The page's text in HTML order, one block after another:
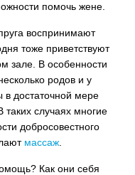
помочь жене.
воспринимают
тоже приветствуют
зале. В особенности
родов и у
в достаточной мере
случаях многие
добросовестного
массаж.
Как они себя